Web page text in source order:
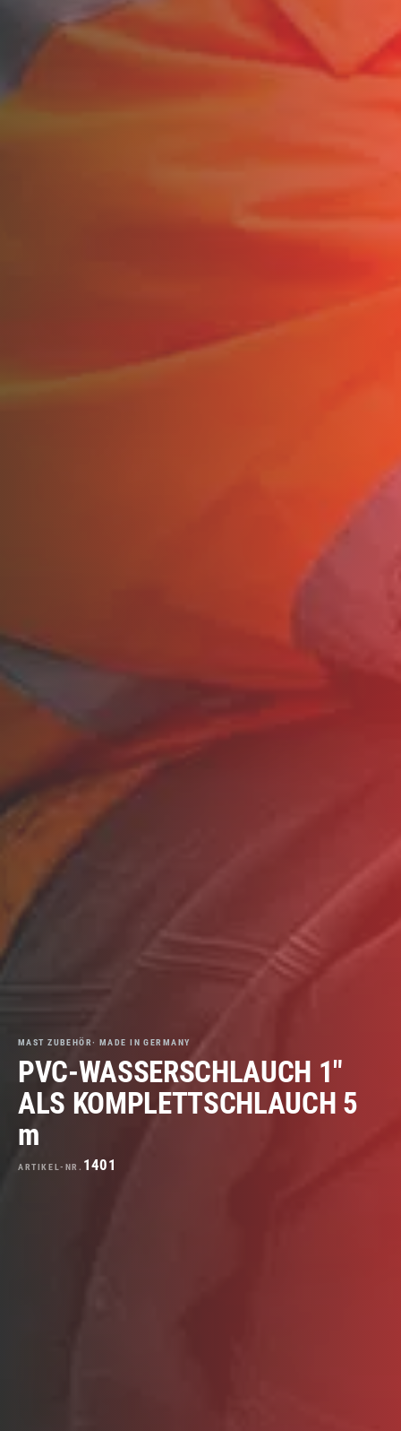
MAST ZUBEHÖR· MADE IN GERMANY
PVC-WASSERSCHLAUCH 1″
ALS KOMPLETTSCHLAUCH 5
m
ARTIKEL-NR. 1401